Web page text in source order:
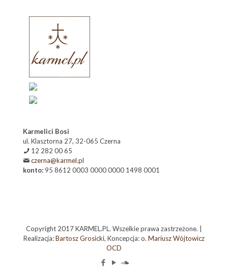
Karmelici Bosi
ul. Klasztorna 27, 32-065 Czerna
12 282 00 65
czerna@karmel.pl
konto: 95 8612 0003 0000 0000 1498 0001
Copyright 2017 KARMEL.PL. Wszelkie prawa zastrzeżone. |
Realizacja:Bartosz Grosicki, Koncepcja:o. Mariusz Wójtowicz
OCD